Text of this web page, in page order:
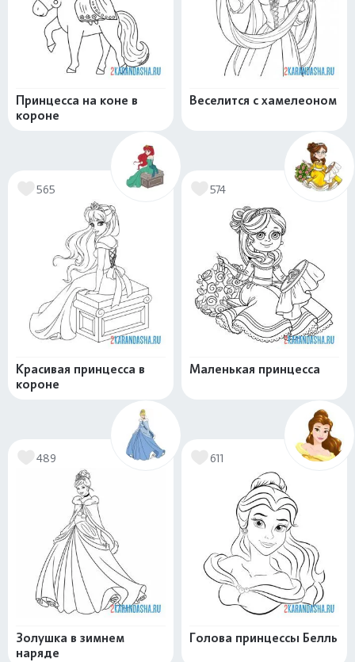
Принцесса на коне в
короне
Веселится с хамелеоном
565
Красивая принцесса в
короне
574
Маленькая принцесса
489
Золушка в зимнем
наряде
611
Голова принцессы Белль